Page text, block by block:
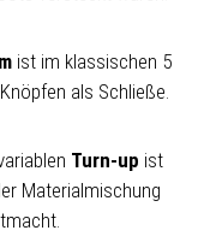
ist im klassischen 5
als Schließe.
Turn-up ist
Materialmischung